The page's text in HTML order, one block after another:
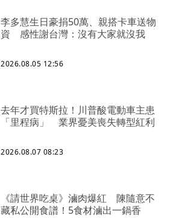
李多慧生日豪捐50萬、親搭卡車送物
資 感性謝台灣：沒有大家就沒我
2026.08.05 12:56
去年才買特斯拉！川普酸電動車主患
「里程病」 業界憂美喪失轉型紅利
2026.08.07 08:23
《請世界吃桌》滷肉爆紅 陳隨意不
藏私公開食譜！5食材滷出一鍋香